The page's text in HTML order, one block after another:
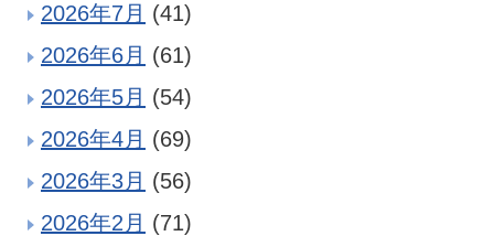
2026年7月 (41)
2026年6月 (61)
2026年5月 (54)
2026年4月 (69)
2026年3月 (56)
2026年2月 (71)